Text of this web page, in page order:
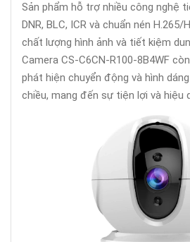
Sản phẩm hỗ trợ nhiều công nghệ
DNR, BLC, ICR và chuẩn nén H.265/
chất lượng hình ảnh và tiết kiệm
Camera CS-C6CN-R100-8B4WF
phát hiện chuyển động và hình
chiều, mang đến sự tiện lợi và hiệu